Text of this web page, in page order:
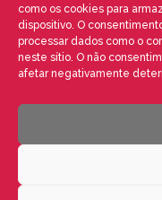
como os cookies para
dispositivo. O
processar dados como o
neste sítio. O não
afetar negativamente
VALENTE SPA V.le
images and content on